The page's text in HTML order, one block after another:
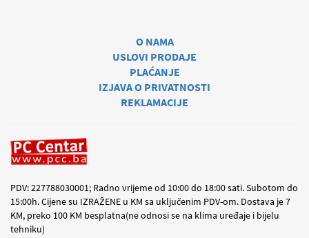
O NAMA
USLOVI PRODAJE
PLAĆANJE
IZJAVA O PRIVATNOSTI
REKLAMACIJE
PDV: 227788030001; Radno vrijeme od 10:00 do 18:00 sati. Subotom do
15:00h. Cijene su IZRAŽENE u KM sa uključenim PDV-om. Dostava je 7
KM, preko 100 KM besplatna(ne odnosi se na klima uređaje i bijelu
tehniku)